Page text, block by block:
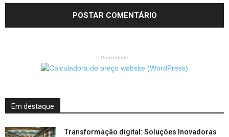
- Publicidade -
Em destaque
Transformação digital: Soluções Inovadoras